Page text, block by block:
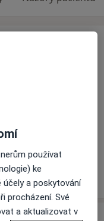
používat
ke
a poskytování
procházení. Své
a aktualizovat v